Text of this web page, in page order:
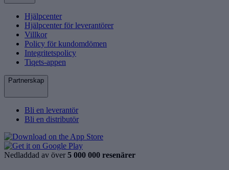
Hjälpcenter
Hjälpcenter för leverantörer
Villkor
Policy för kundomdömen
Integritetspolicy
Tiqets-appen
Partnerskap
Bli en leverantör
Bli en distributör
Nedladdad av över 5 000 000 resenärer